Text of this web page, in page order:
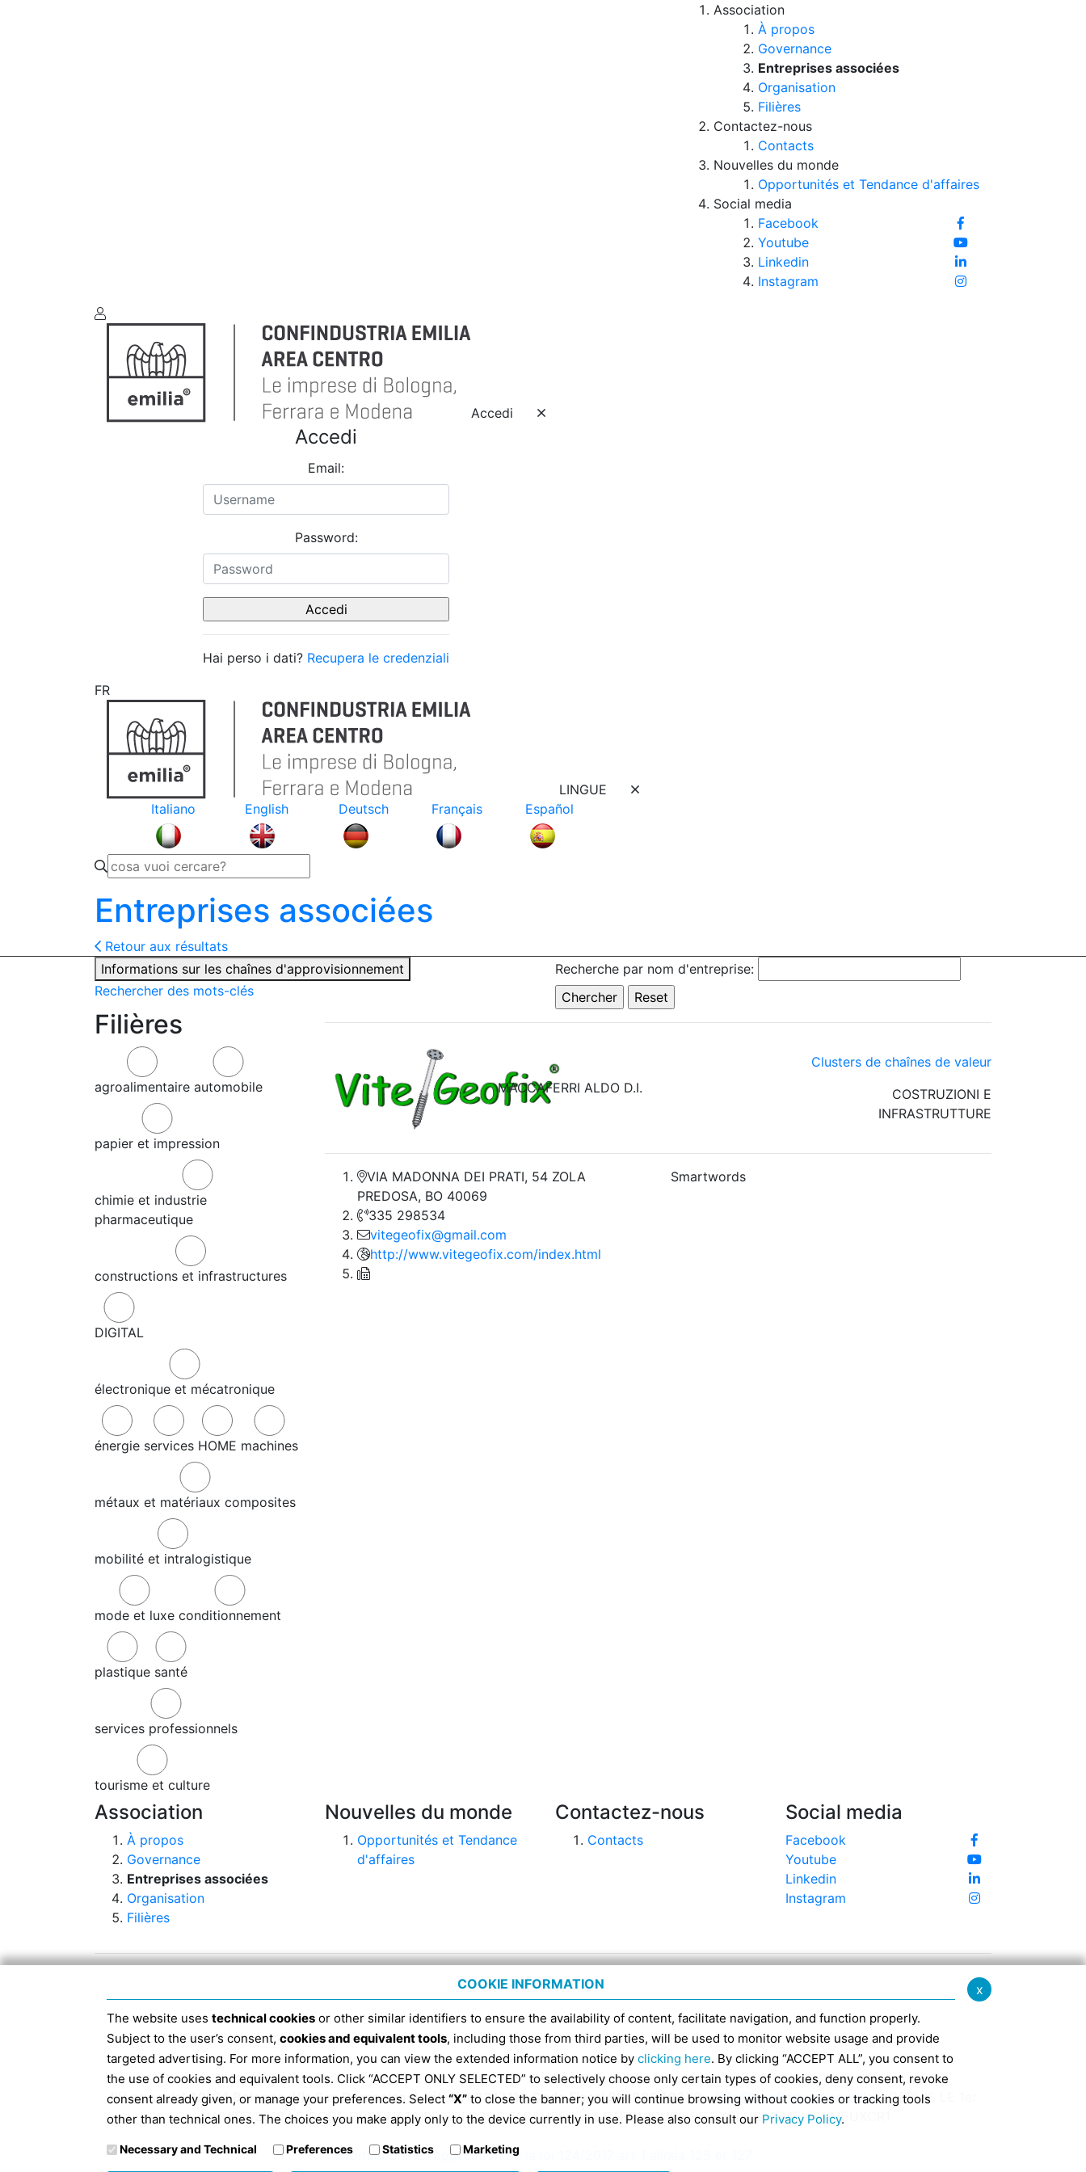
Association
À propos
Governance
Entreprises associées
Organisation
Filières
Contactez-nous
Contacts
Nouvelles du monde
Opportunités et Tendance d'affaires
Social media
Facebook
Youtube
Linkedin
Instagram
Accedi
Accedi
Email:
Password:
Hai perso i dati? Recupera le credenziali
FR
LINGUE
Italiano
English Deutsch Français Español
Entreprises associées
Retour aux résultats
Informations sur les chaînes d'approvisionnement
Rechercher des mots-clés
Recherche par nom d'entreprise:
Filières
agroalimentaire automobile
papier et impression
chimie et industrie
pharmaceutique
constructions et infrastructures
DIGITAL
électronique et mécatronique
énergie services HOME machines
métaux et matériaux composites
mobilité et intralogistique
mode et luxe conditionnement
plastique santé
services professionnels
tourisme et culture
MACCAFERRI ALDO D.I.
Clusters de chaînes de valeur
COSTRUZIONI E
INFRASTRUTTURE
VIA MADONNA DEI PRATI, 54 ZOLA
PREDOSA, BO 40069
335 298534
vitegeofix@gmail.com
http://www.vitegeofix.com/index.html
Smartwords
Association
À propos
Governance
Entreprises associées
Organisation
Filières
Nouvelles du monde
Opportunités et Tendance
d'affaires
Contactez-nous
Contacts
Social media
Facebook
Youtube
Linkedin
Instagram
Siège social 40124 Bologne, Via San Domenico 4, tél. 051 6317111, Code Fiscal 91398840370 -info@confindustriaemilia.it DEPUIS LE 1er
JANVIER 2019 LE CODE DESTINATAIRE SDI POUR FACTURES ÉLECTRONIQUES ES EXCLUSIVEMENT : M5UXCR1
Informations en application de la loi 124/2017 art 1 alinéa 125 et 127
x
COOKIE INFORMATION
The website uses technical cookies or other similar identifiers to ensure the availability of content, facilitate navigation, and function properly.
Subject to the user’s consent, cookies and equivalent tools, including those from third parties, will be used to monitor website usage and provide
targeted advertising. For more information, you can view the extended information notice by clicking here. By clicking “ACCEPT ALL”, you consent to
the use of cookies and equivalent tools. Click “ACCEPT ONLY SELECTED” to selectively choose only certain types of cookies, deny consent, revoke
consent already given, or manage your preferences. Select “X” to close the banner; you will continue browsing without cookies or tracking tools
other than technical ones. The choices you make apply only to the device currently in use. Please also consult our Privacy Policy.
Necessary and Technical Preferences Statistics Marketing